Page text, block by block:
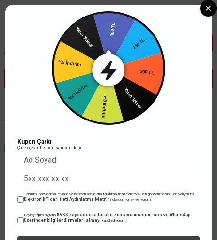
Tüm Banka Kartlarına Vade Farksız 3-5 Taksit Fırsatı Mailorder ile
Mutlusan Anahtar
150 TL
Yarın Tekrar
%4 İndirim
Yarın Tekrar
Kupon Çarkı
Çarkı çevir hemen şansını dene.
Tanıtım, pazarlama, reklam ve benzeri amaçlarla tarafıma ticari elektronik ileti gönderilmesine izin veriyorum.
Elektronik Ticari İleti Aydınlatma Metni 'ni okudum onay veriyorum.
Paylaştığım bilgilerin KVKK kapsamında tarafınızca korunmasını, sms ve WhatsApp
üzerinden bilgilendirmeleri almayı kabul ediyorum.